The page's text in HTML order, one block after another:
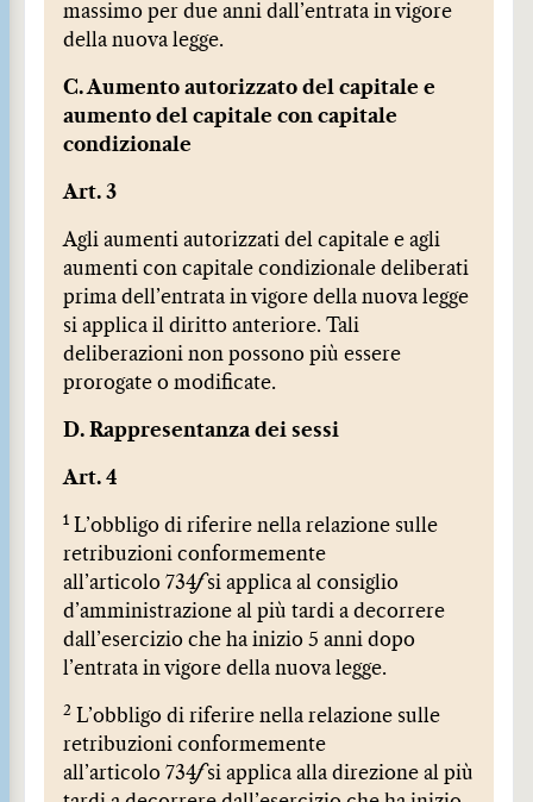
massimo per due anni dall’entrata in vigore
della nuova legge.
C. Aumento autorizzato del capitale e
aumento del capitale con capitale
condizionale
Art. 3
Agli aumenti autorizzati del capitale e agli
aumenti con capitale condizionale deliberati
prima dell’entrata in vigore della nuova legge
si applica il diritto anteriore. Tali
deliberazioni non possono più essere
prorogate o modificate.
D. Rappresentanza dei sessi
Art. 4
1
L’obbligo di riferire nella relazione sulle
retribuzioni conformemente
all’articolo 734fsi applica al consiglio
d’amministrazione al più tardi a decorrere
dall’esercizio che ha inizio 5 anni dopo
l’entrata in vigore della nuova legge.
2
L’obbligo di riferire nella relazione sulle
retribuzioni conformemente
all’articolo 734fsi applica alla direzione al più